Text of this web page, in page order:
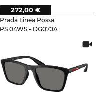
Prada Linea Rossa
PS 04WS - DG070A
272,00 €